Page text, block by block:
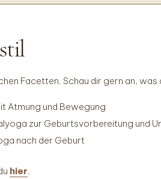
Facetten. Schau dir gern an,
Atmung und Bewegung
zur Geburtsvorbereitung und
nach der Geburt
hier